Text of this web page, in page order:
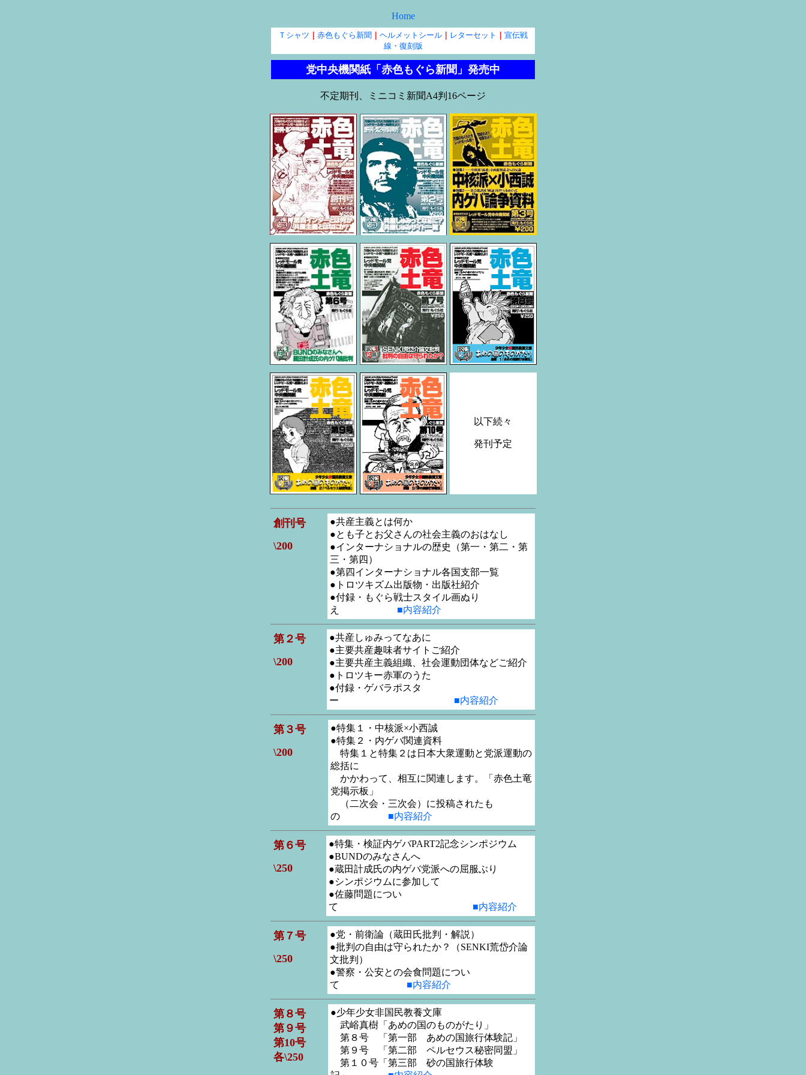
Home
Ｔシャツ 赤色もぐら新聞 ヘルメットシール レターセット
宣伝戦
線・復刻版
党中央機関紙「赤色もぐら新聞」発売中
不定期刊、ミニコミ新聞A4判16ページ
以下続々
発刊予定
創刊号
\200
●共産主義とは何か
●とも子とお父さんの社会主義のおはなし
●インターナショナルの歴史（第一・第二・第
三・第四）
●第四インターナショナル各国支部一覧
●トロツキズム出版物・出版社紹介
●付録・もぐら戦士スタイル画ぬり
え
■内容紹介
第２号
\200
●共産しゅみってなあに
●主要共産趣味者サイトご紹介
●主要共産主義組織、社会運動団体などご紹介
●トロツキー赤軍のうた
●付録・ゲバラポスタ
ー
■内容紹介
第３号
\200
●特集１・中核派×小西誠
●特集２・内ゲバ関連資料
特集１と特集２は日本大衆運動と党派運動の
総括に
かかわって、相互に関連します。「赤色土竜
党掲示板」
（二次会・三次会）に投稿されたも
の
■内容紹介
第６号
\250
●特集・検証内ゲバPART2記念シンポジウム
●BUNDのみなさんへ
●蔵田計成氏の内ゲバ党派への屈服ぶり
●シンポジウムに参加して
●佐藤問題につい
て
■内容紹介
第７号
\250
●党・前衛論（蔵田氏批判・解説）
●批判の自由は守られたか？（SENKI荒岱介論
文批判）
●警察・公安との会食問題につい
て
■内容紹介
第８号
第９号
第10号
各\250
●少年少女非国民教養文庫
武峪真樹「 あめの国のものがたり」
第８号
「第一部 あめの国旅行体験記」
第９号
「第二部 ペルセウス秘密同盟」
第１０号 「第三部 砂の国旅行体験